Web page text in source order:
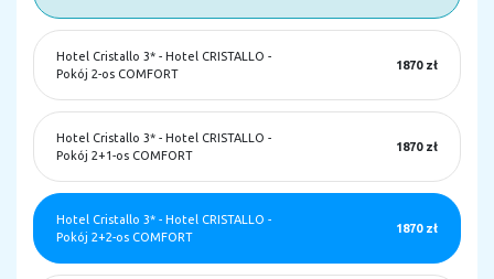
Hotel Cristallo 3* - Hotel CRISTALLO -
Pokój 2-os COMFORT
1870 zł
Hotel Cristallo 3* - Hotel CRISTALLO -
Pokój 2+1-os COMFORT
1870 zł
Hotel Cristallo 3* - Hotel CRISTALLO -
Pokój 2+2-os COMFORT
1870 zł